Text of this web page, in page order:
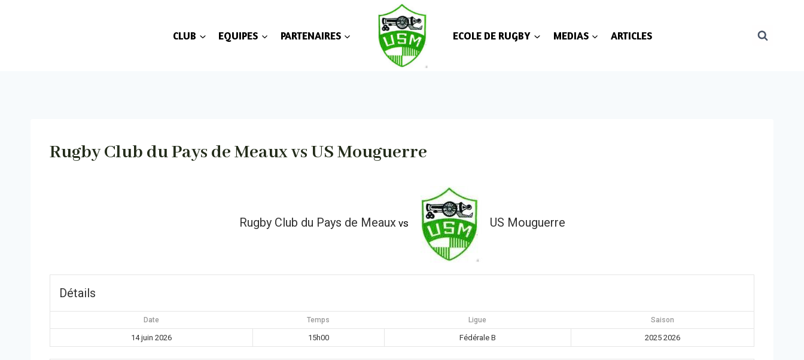
CLUB EQUIPES PARTENAIRES ECOLE DE RUGBY MEDIAS ARTICLES
Rugby Club du Pays de Meaux vs US Mouguerre
Rugby Club du Pays de Meaux vs US Mouguerre
Détails
Date Temps Ligue Saison
14 juin 2026 15h00 Fédérale B 2025 2026